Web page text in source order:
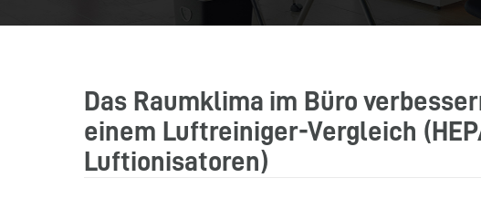
Das Raumklima im Büro
einem Luftreiniger-Vergleich
Luftionisatoren)